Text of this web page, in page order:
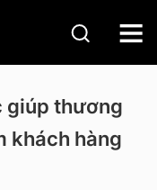
giúp thương
khách hàng